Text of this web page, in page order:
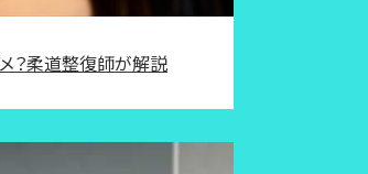
？柔道整復師が解説